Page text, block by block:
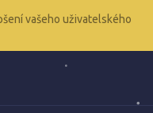
vašeho uživatelského